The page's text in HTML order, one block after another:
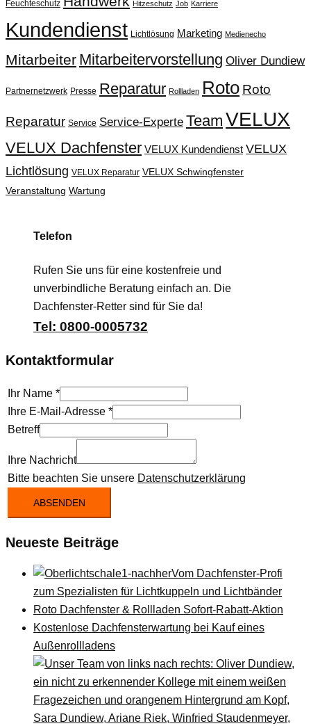
Feuchteschutz Hitzeschutz Job Karriere
Kundendienst Lichtlösung Marketing Medienecho
Mitarbeiter Mitarbeitervorstellung Oliver Dundiew
Partnernetzwerk Presse Reparatur Rollladen Roto Roto
Reparatur Service Service-Experte Team VELUX
VELUX Dachfenster VELUX Kundendienst VELUX
Lichtlösung VELUX Reparatur VELUX Schwingfenster
Veranstaltung Wartung
Telefon
Rufen Sie uns für eine kostenfreie und
unverbindliche Beratung einfach an. Die
Dachfenster-Retter sind für Sie da!
Tel: 0800-0005732
Kontaktformular
Ihr Name *
Ihre E-Mail-Adresse *
Betreff
Ihre Nachricht
Bitte beachten Sie unsere Datenschutzerklärung
ABSENDEN
Neueste Beiträge
Vom Dachfenster-Profi
zum Spezialisten für Lichtkuppeln und Lichtbänder
Roto Dachfenster & Rollladen Sofort-Rabatt-Aktion
Kostenlose Dachfensterwartung bei Kauf eines
Außenrollladens